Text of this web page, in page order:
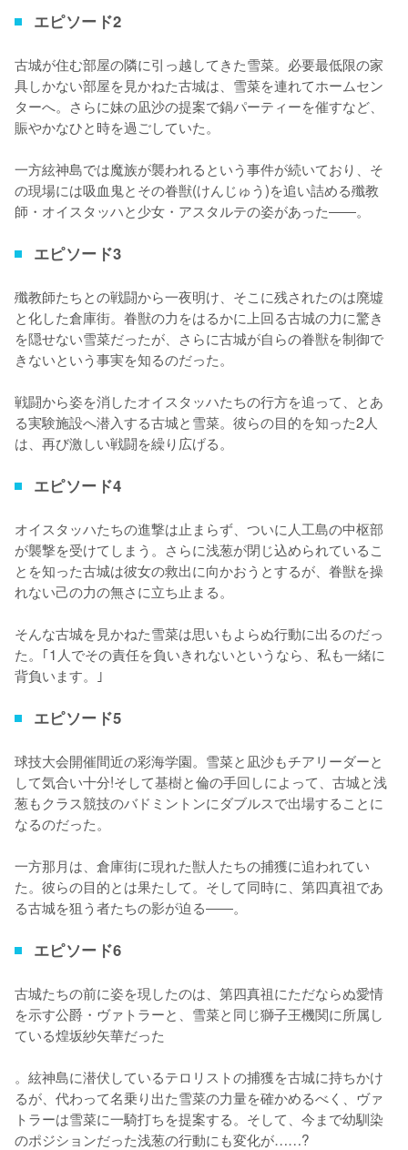
エピソード2
古城が住む部屋の隣に引っ越してきた雪菜。必要最低限の家
具しかない部屋を見かねた古城は、雪菜を連れてホームセン
ターへ。さらに妹の凪沙の提案で鍋パーティーを催すなど、
賑やかなひと時を過ごしていた。
一方絃神島では魔族が襲われるという事件が続いており、そ
の現場には吸血鬼とその眷獣(けんじゅう)を追い詰める殲教
師・オイスタッハと少女・アスタルテの姿があった――。
エピソード3
殲教師たちとの戦闘から一夜明け、そこに残されたのは廃墟
と化した倉庫街。眷獣の力をはるかに上回る古城の力に驚き
を隠せない雪菜だったが、さらに古城が自らの眷獣を制御で
きないという事実を知るのだった。
戦闘から姿を消したオイスタッハたちの行方を追って、とあ
る実験施設へ潜入する古城と雪菜。彼らの目的を知った2人
は、再び激しい戦闘を繰り広げる。
エピソード4
オイスタッハたちの進撃は止まらず、ついに人工島の中枢部
が襲撃を受けてしまう。さらに浅葱が閉じ込められているこ
とを知った古城は彼女の救出に向かおうとするが、眷獣を操
れない己の力の無さに立ち止まる。
そんな古城を見かねた雪菜は思いもよらぬ行動に出るのだっ
た。｢1人でその責任を負いきれないというなら、私も一緒に
背負います。｣
エピソード5
球技大会開催間近の彩海学園。雪菜と凪沙もチアリーダーと
して気合い十分!そして基樹と倫の手回しによって、古城と浅
葱もクラス競技のバドミントンにダブルスで出場することに
なるのだった。
一方那月は、倉庫街に現れた獣人たちの捕獲に追われてい
た。彼らの目的とは果たして。そして同時に、第四真祖であ
る古城を狙う者たちの影が迫る――。
エピソード6
古城たちの前に姿を現したのは、第四真祖にただならぬ愛情
を示す公爵・ヴァトラーと、雪菜と同じ獅子王機関に所属し
ている煌坂紗矢華だった
。絃神島に潜伏しているテロリストの捕獲を古城に持ちかけ
るが、代わって名乗り出た雪菜の力量を確かめるべく、ヴァ
トラーは雪菜に一騎打ちを提案する。そして、今まで幼馴染
のポジションだった浅葱の行動にも変化が……?